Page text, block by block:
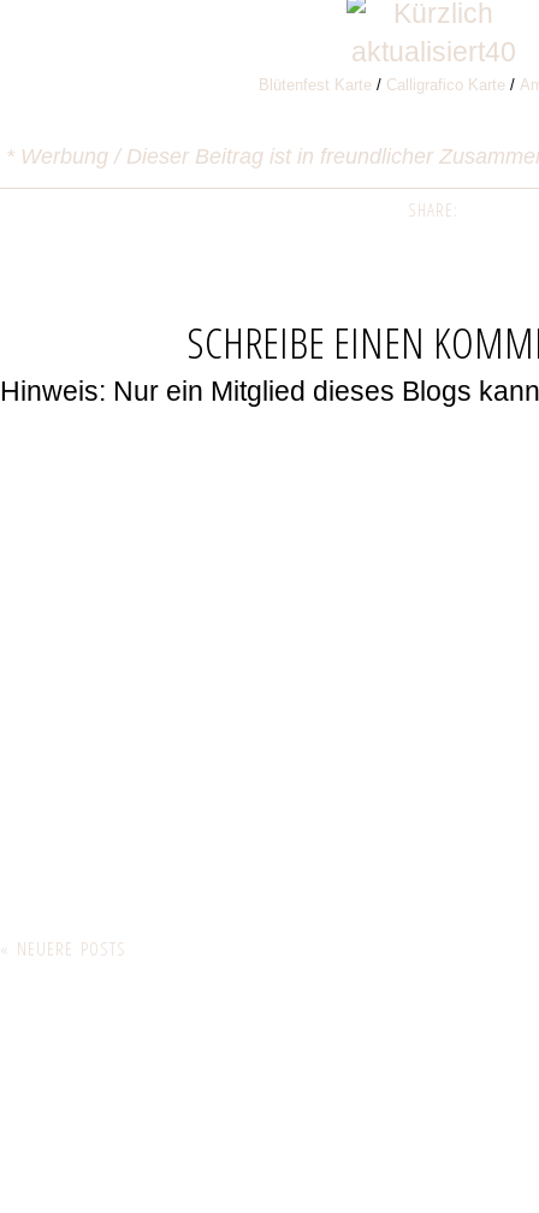
Blütenfest Karte / Calligrafico Karte /
* Werbung / Dieser Beitrag ist in freundlicher
SHARE:
SCHREIBE EINEN
Hinweis: Nur ein Mitglied dieses Blogs
« NEUERE POSTS